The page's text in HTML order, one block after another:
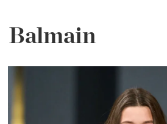
Balmain